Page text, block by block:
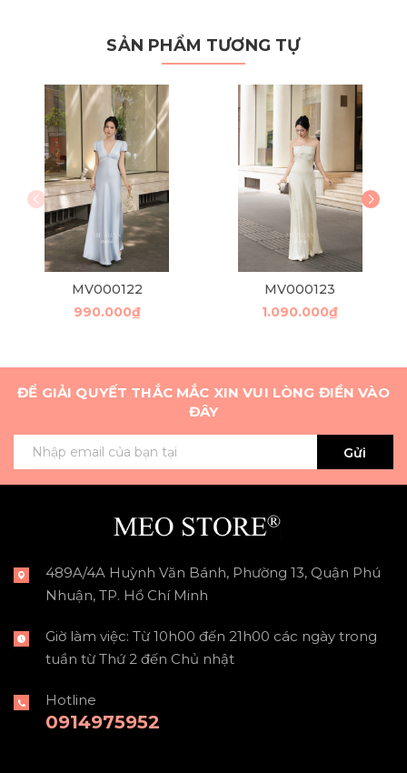
SẢN PHẨM TƯƠNG TỰ
MV000122
990.000₫
MV000123
1.090.000₫
ĐỂ GIẢI QUYẾT THẮC MẮC XIN VUI LÒNG ĐIỀN VÀO
ĐÂY
Gửi
489A/4A Huỳnh Văn Bánh, Phường 13, Quận Phú
Nhuận, TP. Hồ Chí Minh
Giờ làm việc: Từ 10h00 đến 21h00 các ngày trong
tuần từ Thứ 2 đến Chủ nhật
Hotline
0914975952